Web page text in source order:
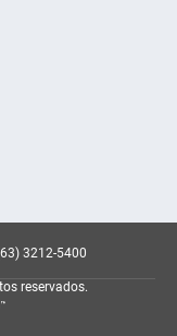
3212-5400
reservados.